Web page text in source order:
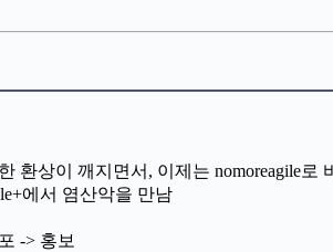
환상이 깨지면서, 이제는 nomoreagile로
에서 염산악을 만남
-> 홍보